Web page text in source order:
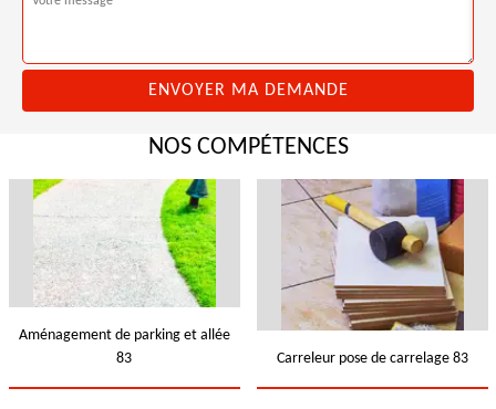
NOS COMPÉTENCES
Aménagement de parking et allée
83
Carreleur pose de carrelage 83